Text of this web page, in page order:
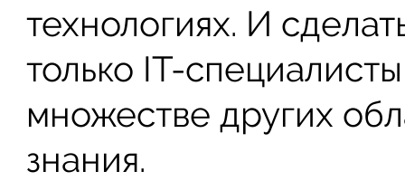
технологиях. И
только IT-
множестве других
знания.